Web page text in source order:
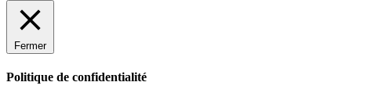
Fermer
Politique de confidentialité